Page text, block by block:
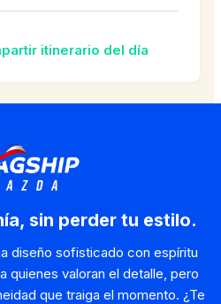
itinerario del día
sin perder tu estilo.
diseño sofisticado con espíritu
quienes valoran el detalle, pero
que traiga el momento. ¿Te